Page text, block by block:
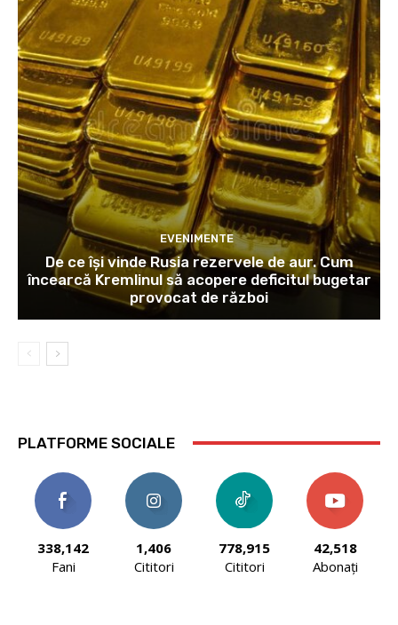
EVENIMENTE
De ce își vinde Rusia rezervele de aur. Cum
încearcă Kremlinul să acopere deficitul bugetar
provocat de război
PLATFORME SOCIALE
338,142
Fani
1,406
Cititori
778,915
Cititori
42,518
Abonați